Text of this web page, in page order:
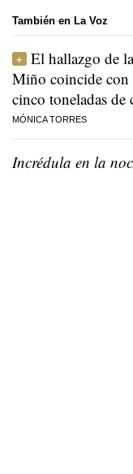
También en La Voz
El hallazgo de
Miño coincide con
cinco toneladas de
MÓNICA TORRES
Incrédula en la